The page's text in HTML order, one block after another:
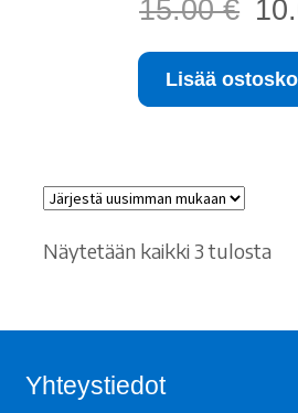
15.00€
hinta
oli:
15.00
Lisää
Näytetään kaikki 3 tulosta
Yhteystiedot